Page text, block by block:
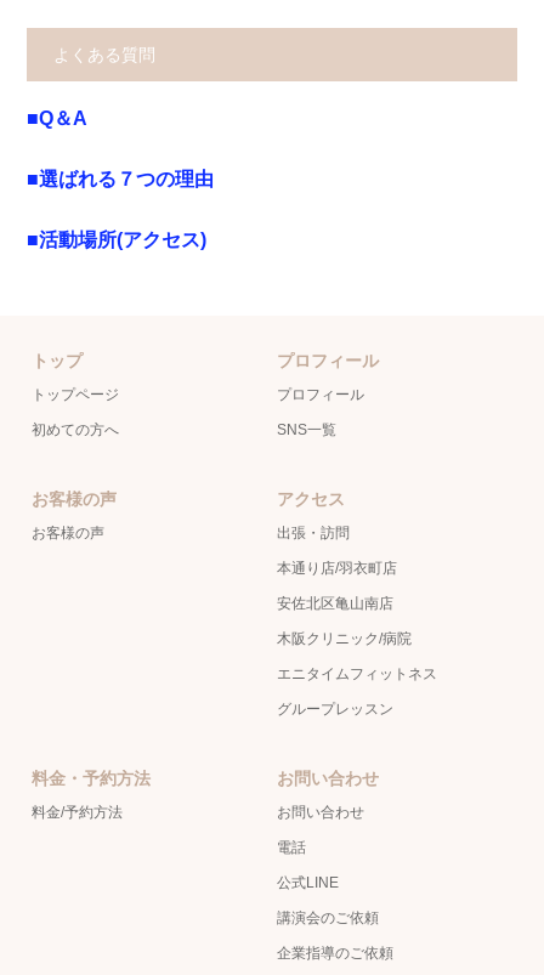
よくある質問
■Q＆A
■選ばれる７つの理由
■活動場所(アクセス)
トップ
トップページ
初めての方へ
プロフィール
プロフィール
SNS一覧
お客様の声
お客様の声
アクセス
出張・訪問
本通り店/羽衣町店
安佐北区亀山南店
木阪クリニック/病院
エニタイムフィットネス
グループレッスン
料金・予約方法
料金/予約方法
お問い合わせ
お問い合わせ
電話
公式LINE
講演会のご依頼
企業指導のご依頼